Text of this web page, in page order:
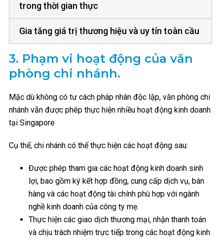
trong thời gian thực
Gia tăng giá trị thương hiệu và uy tín toàn cầu
3. Phạm vi hoạt động của văn
phòng chi nhánh.
Mặc dù không có tư cách pháp nhân độc lập, văn phòng chi
nhánh vẫn được phép thực hiện nhiều hoạt động kinh doanh
tại Singapore
Cụ thể, chi nhánh có thể thực hiện các hoạt động sau:
Được phép tham gia các hoạt động kinh doanh sinh
lợi, bao gồm ký kết hợp đồng, cung cấp dịch vụ, bán
hàng và các hoạt động tài chính phù hợp với ngành
nghề kinh doanh của công ty mẹ.
Thực hiện các giao dịch thương mại, nhận thanh toán
và chịu trách nhiệm trực tiếp trong các hoạt động kinh